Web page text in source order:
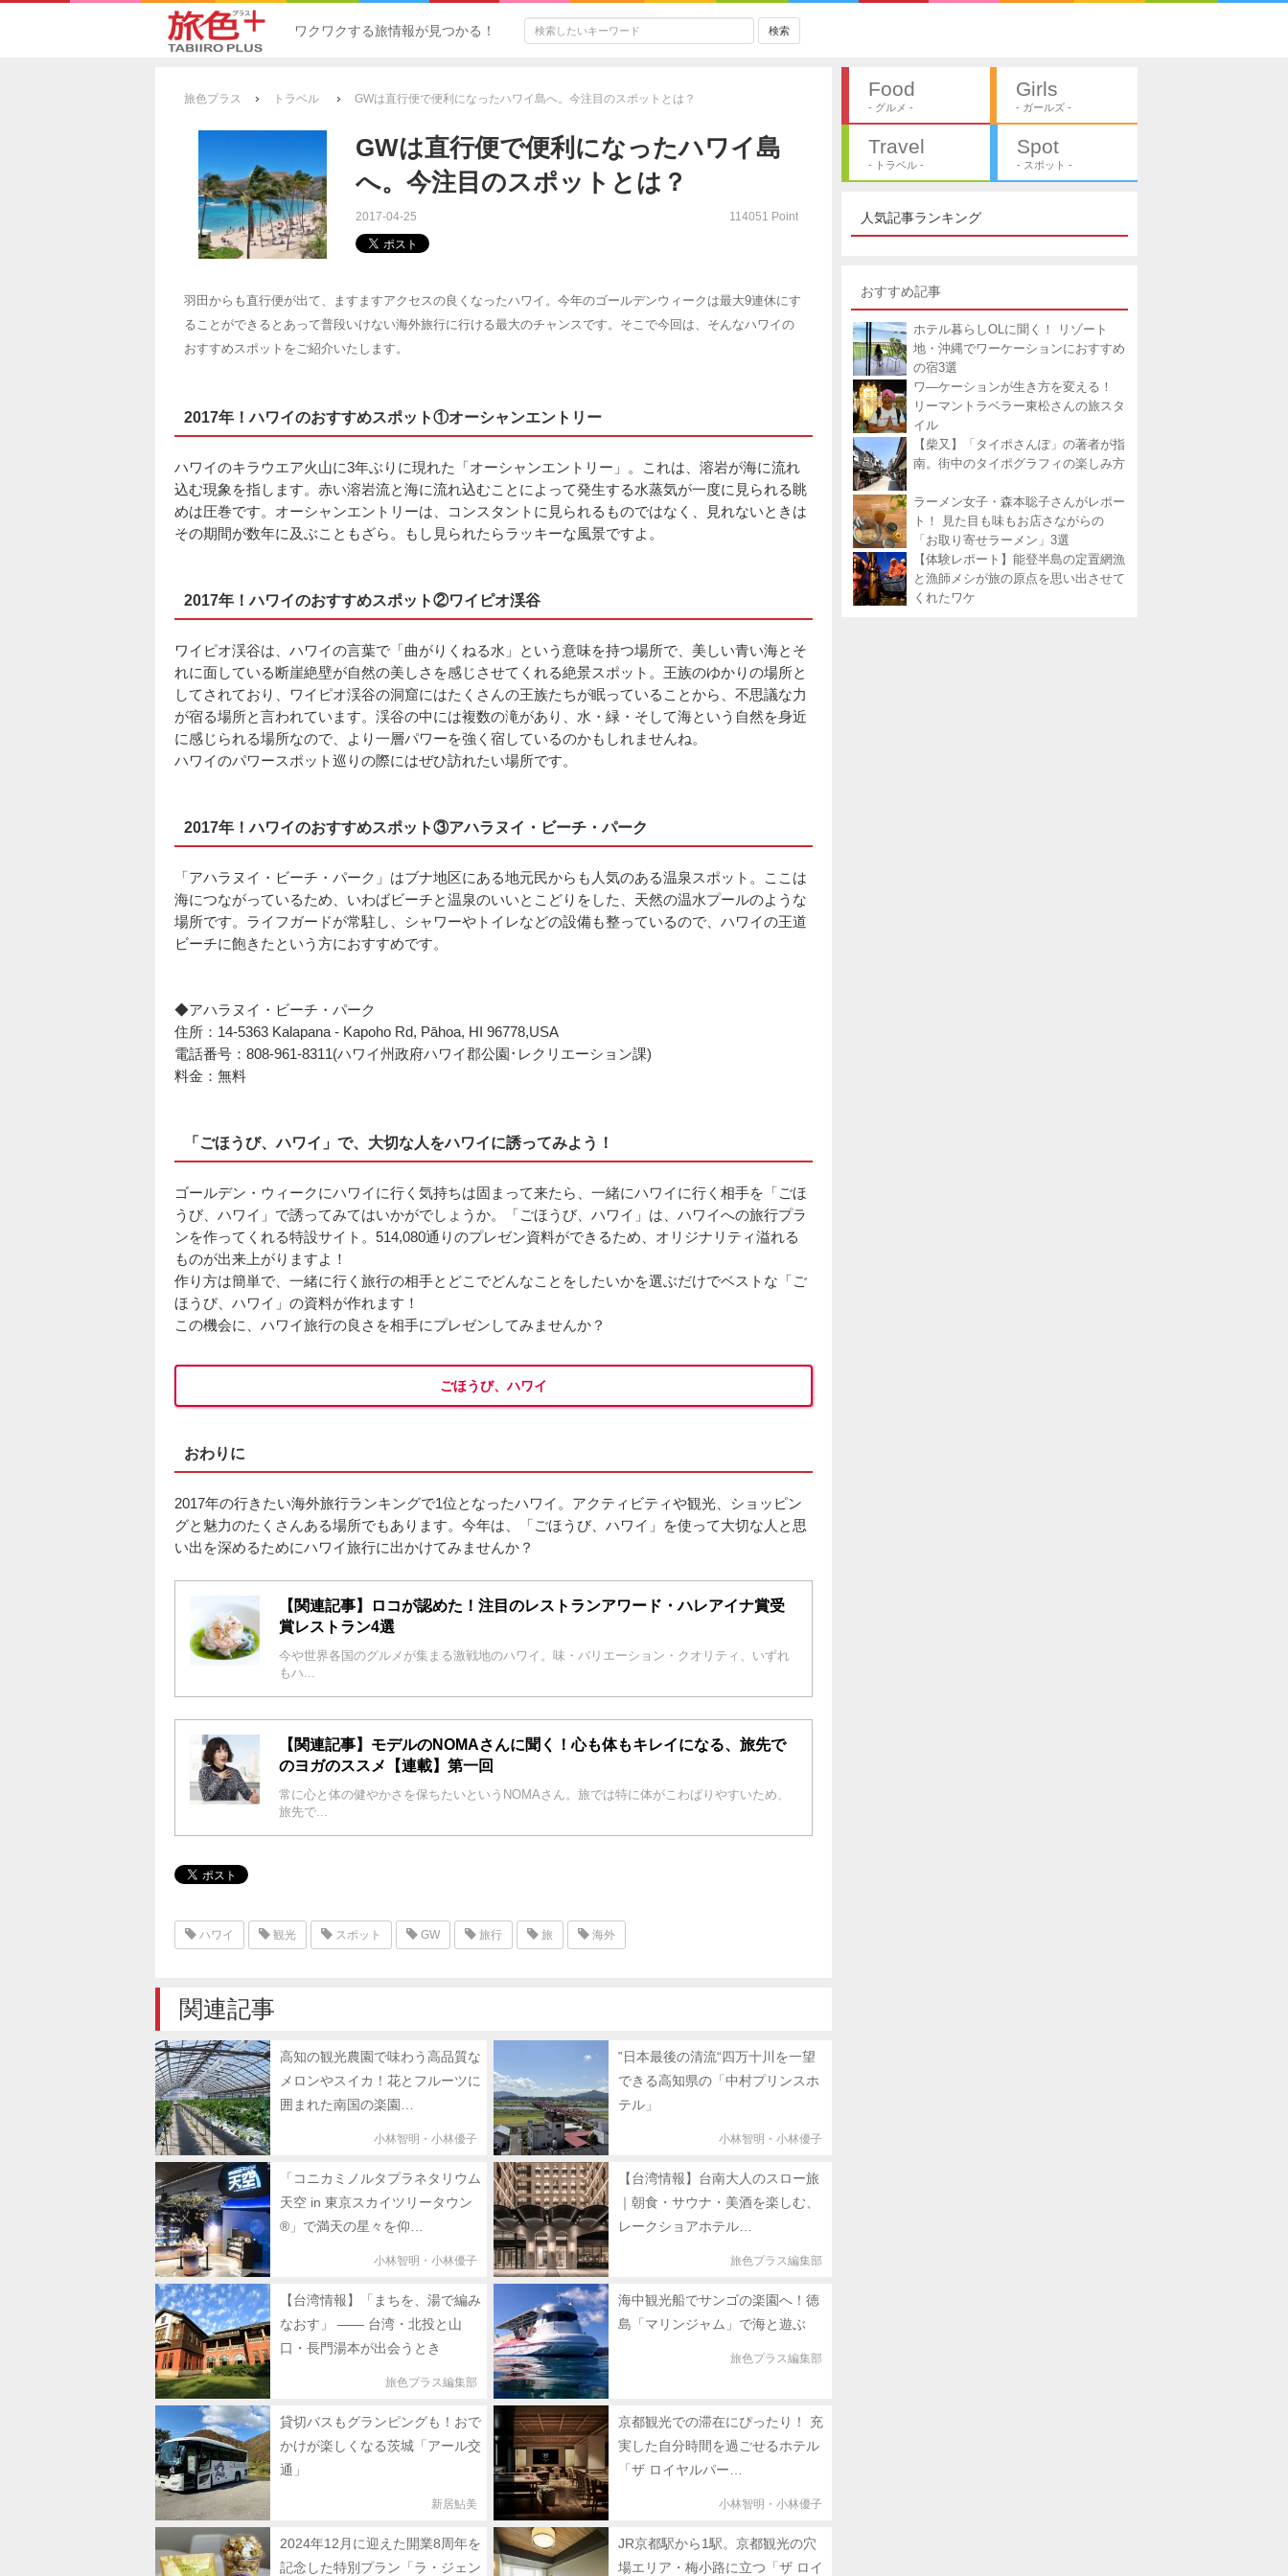
旅色プラス › トラベル › GWは直行便で便利になったハワイ島へ。今注目のスポットとは？
GWは直行便で便利になったハワイ島
へ。今注目のスポットとは？
2017-04-25 114051 Point
羽田からも直行便が出て、ますますアクセスの良くなったハワイ。今年のゴールデンウィークは最大9連休にす
ることができるとあって普段いけない海外旅行に行ける最大のチャンスです。そこで今回は、そんなハワイの
おすすめスポットをご紹介いたします。
2017年！ハワイのおすすめスポット①オーシャンエントリー
ハワイのキラウエア火山に3年ぶりに現れた「オーシャンエントリー」。これは、溶岩が海に流れ
込む現象を指します。赤い溶岩流と海に流れ込むことによって発生する水蒸気が一度に見られる眺
めは圧巻です。オーシャンエントリーは、コンスタントに見られるものではなく、見れないときは
その期間が数年に及ぶこともざら。もし見られたらラッキーな風景ですよ。
2017年！ハワイのおすすめスポット②ワイピオ渓谷
ワイピオ渓谷は、ハワイの言葉で「曲がりくねる水」という意味を持つ場所で、美しい青い海とそ
れに面している断崖絶壁が自然の美しさを感じさせてくれる絶景スポット。王族のゆかりの場所と
してされており、ワイピオ渓谷の洞窟にはたくさんの王族たちが眠っていることから、不思議な力
が宿る場所と言われています。渓谷の中には複数の滝があり、水・緑・そして海という自然を身近
に感じられる場所なので、より一層パワーを強く宿しているのかもしれませんね。
ハワイのパワースポット巡りの際にはぜひ訪れたい場所です。
2017年！ハワイのおすすめスポット③アハラヌイ・ビーチ・パーク
「アハラヌイ・ビーチ・パーク」はブナ地区にある地元民からも人気のある温泉スポット。ここは
海につながっているため、いわばビーチと温泉のいいとこどりをした、天然の温水プールのような
場所です。ライフガードが常駐し、シャワーやトイレなどの設備も整っているので、ハワイの王道
ビーチに飽きたという方におすすめです。
◆アハラヌイ・ビーチ・パーク
住所：14-5363 Kalapana - Kapoho Rd, Pāhoa, HI 96778,USA
電話番号：808-961-8311(ハワイ州政府ハワイ郡公園･レクリエーション課)
料金：無料
「ごほうび、ハワイ」で、大切な人をハワイに誘ってみよう！
ゴールデン・ウィークにハワイに行く気持ちは固まって来たら、一緒にハワイに行く相手を「ごほ
うび、ハワイ」で誘ってみてはいかがでしょうか。「ごほうび、ハワイ」は、ハワイへの旅行プラ
ンを作ってくれる特設サイト。514,080通りのプレゼン資料ができるため、オリジナリティ溢れる
ものが出来上がりますよ！
作り方は簡単で、一緒に行く旅行の相手とどこでどんなことをしたいかを選ぶだけでベストな「ご
ほうび、ハワイ」の資料が作れます！
この機会に、ハワイ旅行の良さを相手にプレゼンしてみませんか？
ごほうび、ハワイ
おわりに
2017年の行きたい海外旅行ランキングで1位となったハワイ。アクティビティや観光、ショッピン
グと魅力のたくさんある場所でもあります。今年は、「ごほうび、ハワイ」を使って大切な人と思
い出を深めるためにハワイ旅行に出かけてみませんか？
【関連記事】ロコが認めた！注目のレストランアワード・ハレアイナ賞受
賞レストラン4選
今や世界各国のグルメが集まる激戦地のハワイ。味・バリエーション・クオリティ、いずれ
もハ...
【関連記事】モデルのNOMAさんに聞く！心も体もキレイになる、旅先で
のヨガのススメ【連載】第一回
常に心と体の健やかさを保ちたいというNOMAさん。旅では特に体がこわばりやすいため、
旅先で...
ハワイ 観光 スポット GW 旅行 旅 海外
関連記事
‟日本最後の清流“四万十川を一望
できる高知県の「中村プリンスホ
テル」
小林智明・小林優子
高知の観光農園で味わう高品質な
メロンやスイカ！花とフルーツに
囲まれた南国の楽園…
小林智明・小林優子
【台湾情報】台南大人のスロー旅
｜朝食・サウナ・美酒を楽しむ、
レークショアホテル…
旅色プラス編集部
「コニカミノルタプラネタリウム
天空 in 東京スカイツリータウン
®」で満天の星々を仰…
小林智明・小林優子
海中観光船でサンゴの楽園へ！徳
島「マリンジャム」で海と遊ぶ
旅色プラス編集部
【台湾情報】「まちを、湯で編み
なおす」 —— 台湾・北投と山
口・長門湯本が出会うとき
旅色プラス編集部
京都観光での滞在にぴったり！ 充
実した自分時間を過ごせるホテル
「ザ ロイヤルパー…
小林智明・小林優子
貸切バスもグランピングも！おで
かけが楽しくなる茨城「アール交
通」
新居鮎美
JR京都駅から1駅。京都観光の穴
場エリア・梅小路に立つ「ザ ロイ
2024年12月に迎えた開業8周年を
記念した特別プラン「ラ・ジェン
Food
- グルメ -
Girls
- ガールズ -
Travel
- トラベル -
Spot
- スポット -
人気記事ランキング
おすすめ記事
ホテル暮らしOLに聞く！ リゾート
地・沖縄でワーケーションにおすすめ
の宿3選
ワ―ケーションが生き方を変える！
リーマントラベラー東松さんの旅スタ
イル
【柴又】「タイポさんぽ」の著者が指
南。街中のタイポグラフィの楽しみ方
ラーメン女子・森本聡子さんがレポー
ト！ 見た目も味もお店さながらの
「お取り寄せラーメン」3選
【体験レポート】能登半島の定置網漁
と漁師メシが旅の原点を思い出させて
くれたワケ
ワクワクする旅情報が見つかる！